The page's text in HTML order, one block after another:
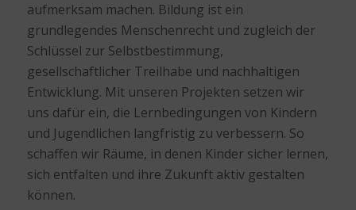
aufmerksam machen. Bildung ist ein
grundlegendes Menschenrecht und zugleich der
Schlüssel zur Selbstbestimmung,
gesellschaftlicher Treilhabe und nachhaltigen
Entwicklung. Mit unseren Projekten setzen wir
uns dafür ein, die Lernbedingungen von Kindern
und Jugendlichen langfristig zu verbessern. So
schaffen wir Räume, in denen Kinder sicher lernen,
sich entfalten und ihre Zukunft aktiv gestalten
können.